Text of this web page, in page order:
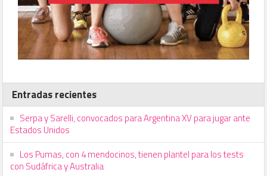
Entradas recientes
Serpa y Sarelli, convocados para Argentina XV para jugar ante
Estados Unidos
Los Pumas, con 4 mendocinos, tienen plantel para los tests
con Sudáfrica y Australia